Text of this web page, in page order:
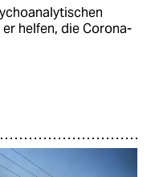
helfen, die Corona-